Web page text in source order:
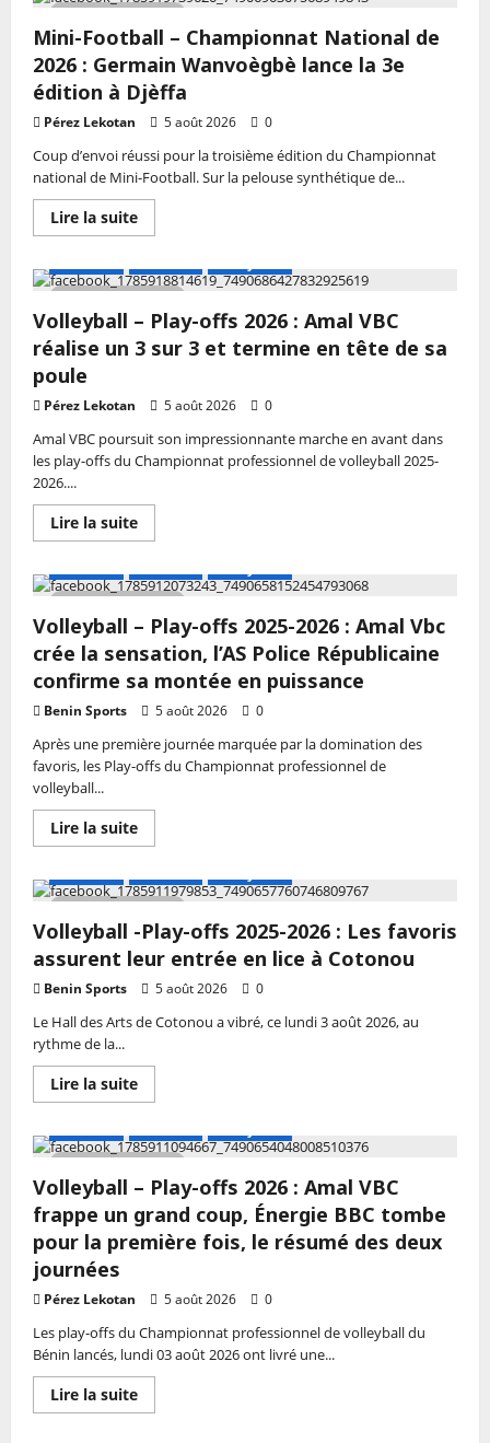
nationales
du
Bénin
Le
CNS-
B
au
cœur
d’une
bataille
judiciaire;
!
Mini-Football – Championnat National de
2026 : Germain Wanvoègbè lance la 3e
édition à Djèffa
Pérez Lekotan 5 août 2026 0
Coup d’envoi réussi pour la troisième édition du Championnat
national de Mini-Football. Sur la pelouse synthétique de...
Lire la suiteEn
savoir
Mini-
Football
Championnat
National
de
Germain
Wanvoègbè
lance
la
3e
édition
Djèffa
Volleyball – Play-offs 2026 : Amal VBC
réalise un 3 sur 3 et termine en tête de sa
poule
Pérez Lekotan 5 août 2026 0
Amal VBC poursuit son impressionnante marche en avant dans
les play-offs du Championnat professionnel de volleyball 2025-
2026....
Lire la suiteEn
savoir
Volleyball
–
Play-
offs
2026
:
Amal
VBC
réalise
un
3
sur
3
en
tête
de
Volleyball – Play-offs 2025-2026 : Amal Vbc
crée la sensation, l’AS Police Républicaine
confirme sa montée en puissance
Benin Sports 5 août 2026 0
Après une première journée marquée par la domination des
favoris, les Play-offs du Championnat professionnel de
volleyball...
Lire la suiteEn
savoir
Volleyball
–
Play-
offs
2025-
2026
Amal
crée
l’AS
Police
Républicaine
sa
montée
en
puissance
Volleyball -Play-offs 2025-2026 : Les favoris
assurent leur entrée en lice à Cotonou
Benin Sports 5 août 2026 0
Le Hall des Arts de Cotonou a vibré, ce lundi 3 août 2026, au
rythme de la...
Lire la suiteEn
savoir
Volleyball
-
Play-
offs
2026
:
Les
leur
en
lice
à
Cotonou
Volleyball – Play-offs 2026 : Amal VBC
frappe un grand coup, Énergie BBC tombe
pour la première fois, le résumé des deux
journées
Pérez Lekotan 5 août 2026 0
Les play-offs du Championnat professionnel de volleyball du
Bénin lancés, lundi 03 août 2026 ont livré une...
Lire la suiteEn
savoir